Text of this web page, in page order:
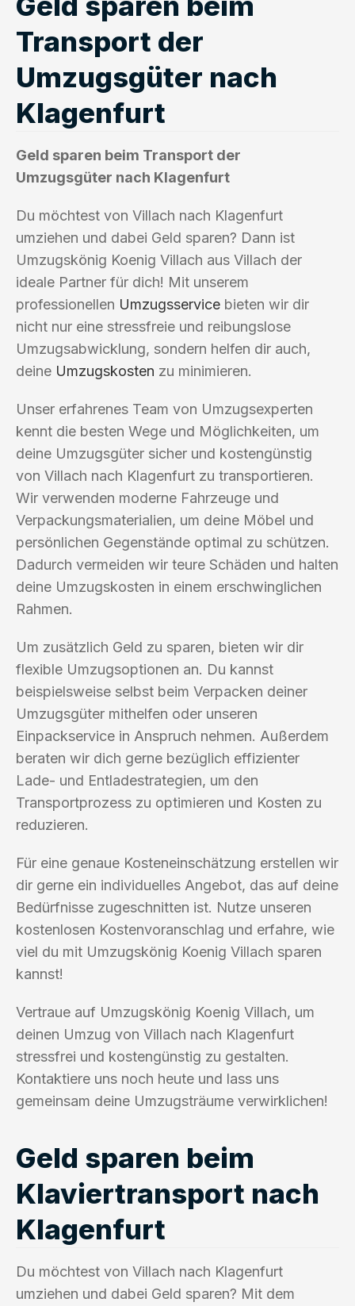
Transport der
Umzugsgüter nach
Klagenfurt
Geld sparen beim Transport der
Umzugsgüter nach Klagenfurt
Du möchtest von Villach nach Klagenfurt
umziehen und dabei Geld sparen? Dann ist
Umzugskönig Koenig Villach aus Villach der
ideale Partner für dich! Mit unserem
professionellen Umzugsservice bieten wir dir
nicht nur eine stressfreie und reibungslose
Umzugsabwicklung, sondern helfen dir auch,
deine Umzugskosten zu minimieren.
Unser erfahrenes Team von Umzugsexperten
kennt die besten Wege und Möglichkeiten, um
deine Umzugsgüter sicher und kostengünstig
von Villach nach Klagenfurt zu transportieren.
Wir verwenden moderne Fahrzeuge und
Verpackungsmaterialien, um deine Möbel und
persönlichen Gegenstände optimal zu schützen.
Dadurch vermeiden wir teure Schäden und halten
deine Umzugskosten in einem erschwinglichen
Rahmen.
Um zusätzlich Geld zu sparen, bieten wir dir
flexible Umzugsoptionen an. Du kannst
beispielsweise selbst beim Verpacken deiner
Umzugsgüter mithelfen oder unseren
Einpackservice in Anspruch nehmen. Außerdem
beraten wir dich gerne bezüglich effizienter
Lade- und Entladestrategien, um den
Transportprozess zu optimieren und Kosten zu
reduzieren.
Für eine genaue Kosteneinschätzung erstellen wir
dir gerne ein individuelles Angebot, das auf deine
Bedürfnisse zugeschnitten ist. Nutze unseren
kostenlosen Kostenvoranschlag und erfahre, wie
viel du mit Umzugskönig Koenig Villach sparen
kannst!
Vertraue auf Umzugskönig Koenig Villach, um
deinen Umzug von Villach nach Klagenfurt
stressfrei und kostengünstig zu gestalten.
Kontaktiere uns noch heute und lass uns
gemeinsam deine Umzugsträume verwirklichen!
Geld sparen beim
Klaviertransport nach
Klagenfurt
Du möchtest von Villach nach Klagenfurt
umziehen und dabei Geld sparen? Mit dem